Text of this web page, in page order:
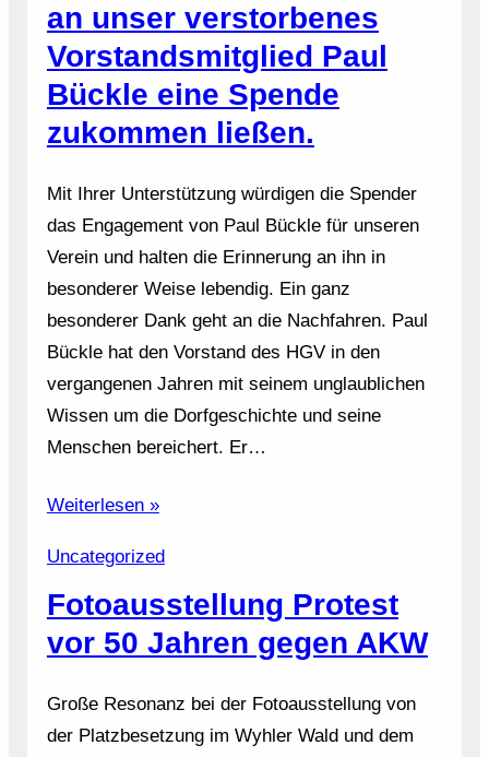
an unser verstorbenes
Vorstandsmitglied Paul
Bückle eine Spende
zukommen ließen.
Mit Ihrer Unterstützung würdigen die Spender
das Engagement von Paul Bückle für unseren
Verein und halten die Erinnerung an ihn in
besonderer Weise lebendig. Ein ganz
besonderer Dank geht an die Nachfahren. Paul
Bückle hat den Vorstand des HGV in den
vergangenen Jahren mit seinem unglaublichen
Wissen um die Dorfgeschichte und seine
Menschen bereichert. Er…
Weiterlesen »
Uncategorized
Fotoausstellung Protest
vor 50 Jahren gegen AKW
Große Resonanz bei der Fotoausstellung von
der Platzbesetzung im Wyhler Wald und dem